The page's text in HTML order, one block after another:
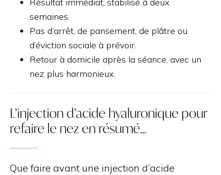
semaines.
Pas d’arrêt, de pansement, de plâtre ou
d’éviction sociale à prévoir.
Retour à domicile après la séance, avec un
nez plus harmonieux.
L’injection d’acide hyaluronique pour
refaire le nez en résumé…
Que faire avant une injection d’acide